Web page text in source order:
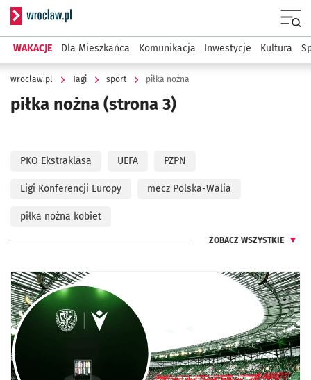
Serwis informacyjny wroclaw.pl
WAKACJE Dla Mieszkańca Komunikacja Inwestycje Kultura
wroclaw.pl Tagi sport piłka nożna
piłka nożna (strona 3)
PKO Ekstraklasa UEFA PZPN
Ligi Konferencji Europy mecz Polska-Walia
piłka nożna kobiet
ZOBACZ WSZYSTKIE